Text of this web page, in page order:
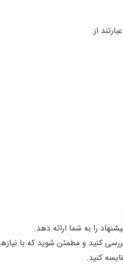
از:
را به شما ارائه دهد.
کنید و مطمئن شوید که با
کنید.